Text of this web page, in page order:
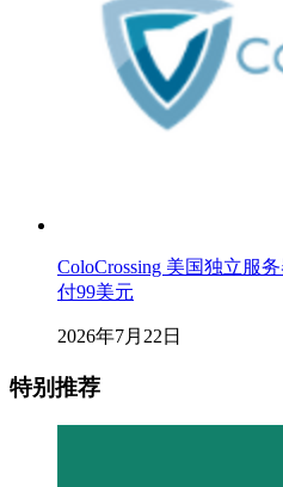
ColoCrossing 美国独立服
付99美元
2026年7月22日
特别推荐